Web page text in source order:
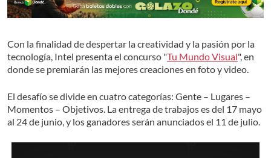
Con la finalidad de despertar la creatividad y la pasión por la
tecnología, Intel presenta el concurso "Tu Mundo Visual", en
donde se premiarán las mejores creaciones en foto y video.
El desafío se divide en cuatro categorías: Gente – Lugares –
Momentos – Objetivos. La entrega de trabajos es del 17 mayo
al 24 de junio, y los ganadores serán anunciados el 11 de julio.